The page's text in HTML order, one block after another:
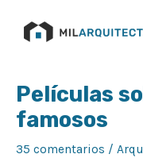
Películas
famosos
35 comentarios /
de
entradas